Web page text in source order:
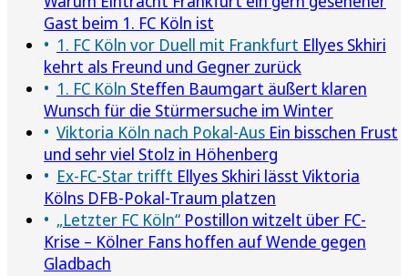
Gast beim 1. FC Köln ist
1. FC Köln vor Duell mit Frankfurt Ellyes Skhiri
kehrt als Freund und Gegner zurück
1. FC Köln Steffen Baumgart äußert klaren
Wunsch für die Stürmersuche im Winter
Viktoria Köln nach Pokal-Aus Ein bisschen Frust
und sehr viel Stolz in Höhenberg
Ex-FC-Star trifft Ellyes Skhiri lässt Viktoria
Kölns DFB-Pokal-Traum platzen
„Letzter FC Köln“ Postillon witzelt über FC-
Krise – Kölner Fans hoffen auf Wende gegen
Gladbach